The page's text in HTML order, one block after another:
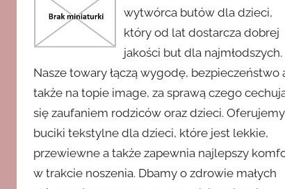
wytwórca butów dla dzieci,
który od lat dostarcza dobrej
jakości but dla najmłodszych.
Nasze towary łączą wygodę, bezpieczeństwo
także na topie image, za sprawą czego
się zaufaniem rodziców oraz dzieci. Oferujemy
buciki tekstylne dla dzieci, które jest lekkie,
przewiewne a także zapewnia najlepszy
w trakcie noszenia. Dbamy o zdrowie małych